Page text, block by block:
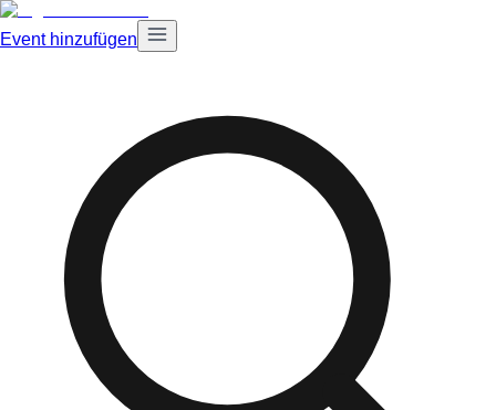
Event hinzufügen